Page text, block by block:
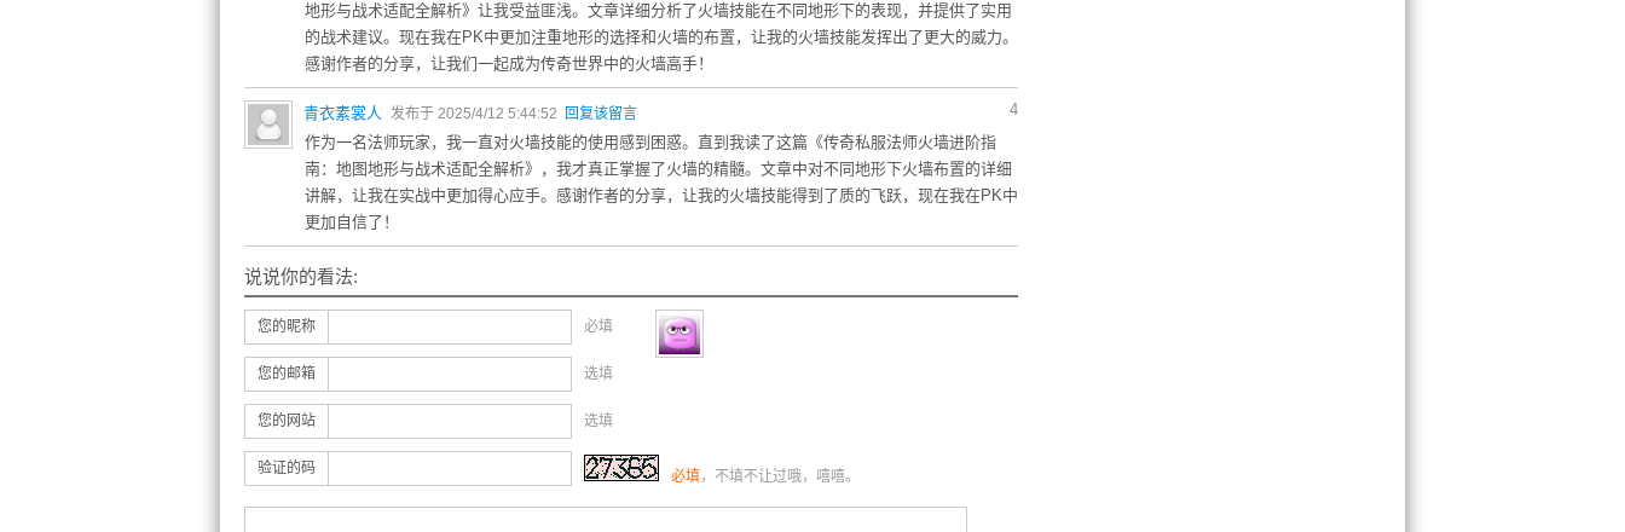
地形与战术适配全解析》让我受益匪浅。文章详细分析了火墙技能在不同地形下的表现，并提供了实用
的战术建议。现在我在PK中更加注重地形的选择和火墙的布置，让我的火墙技能发挥出了更大的威力。
感谢作者的分享，让我们一起成为传奇世界中的火墙高手！
4
青衣素裳人 发布于 2025/4/12 5:44:52 回复该留言
作为一名法师玩家，我一直对火墙技能的使用感到困惑。直到我读了这篇《传奇私服法师火墙进阶指
南：地图地形与战术适配全解析》，我才真正掌握了火墙的精髓。文章中对不同地形下火墙布置的详细
讲解，让我在实战中更加得心应手。感谢作者的分享，让我的火墙技能得到了质的飞跃，现在我在PK中
更加自信了！
说说你的看法:
您的昵称 必填
您的邮箱 选填
您的网站 选填
验证的码 必填，不填不让过哦，嘻嘻。